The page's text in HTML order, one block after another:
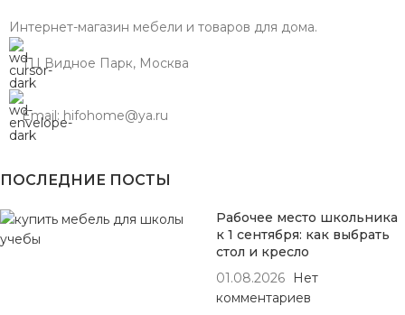
Интернет-магазин мебели и товаров для дома.
ТЦ Видное Парк, Москва
Email: hifohome@ya.ru
ПОСЛЕДНИЕ ПОСТЫ
Рабочее место школьника
к 1 сентября: как выбрать
стол и кресло
01.08.2026
Нет
комментариев